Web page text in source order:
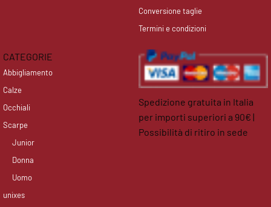
Conversione taglie
Termini e condizioni
CATEGORIE
Abbigliamento
Calze
Occhiali
Scarpe
Junior
Donna
Uomo
unixes
Spedizione gratuita in Italia
per importi superiori a 90€ |
Possibilità di ritiro in sede